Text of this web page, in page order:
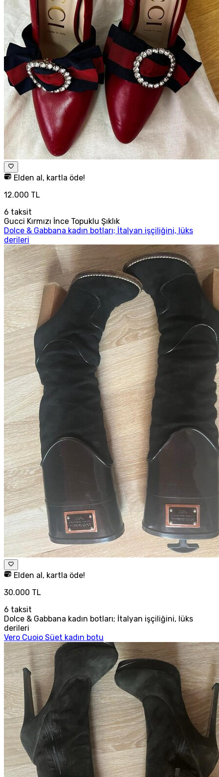
Elden al, kartla öde!
12.000 TL
6 taksit
Gucci Kırmızı İnce Topuklu Şıklık
Dolce & Gabbana kadın botları; İtalyan işçiliğini, lüks
derileri
Elden al, kartla öde!
30.000 TL
6 taksit
Dolce & Gabbana kadın botları; İtalyan işçiliğini, lüks
derileri
Vero Cuoio Süet kadın botu